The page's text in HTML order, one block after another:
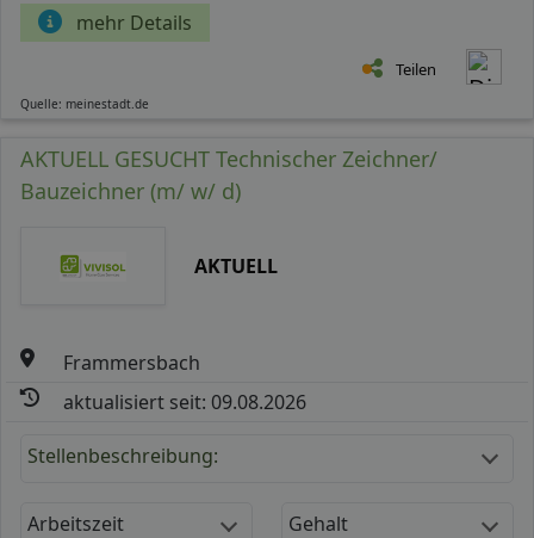
mehr Details
Teilen
Quelle: meinestadt.de
AKTUELL GESUCHT Technischer Zeichner/
Bauzeichner (m/ w/ d)
AKTUELL
Frammersbach
aktualisiert seit: 09.08.2026
Stellenbeschreibung:
Arbeitszeit Gehalt